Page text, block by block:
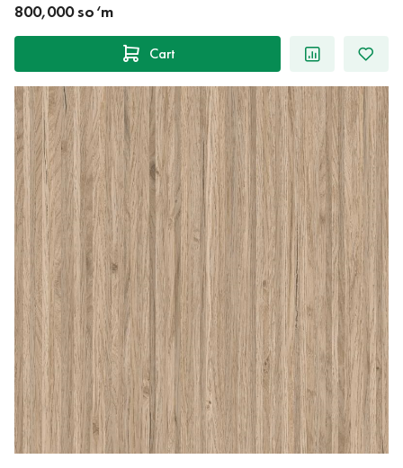
800,000 so‘m
Cart